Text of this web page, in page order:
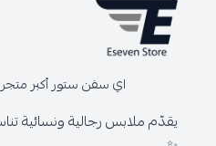
اي سفن ستور أكبر
يقدّم ملابس رجالية ونسائية